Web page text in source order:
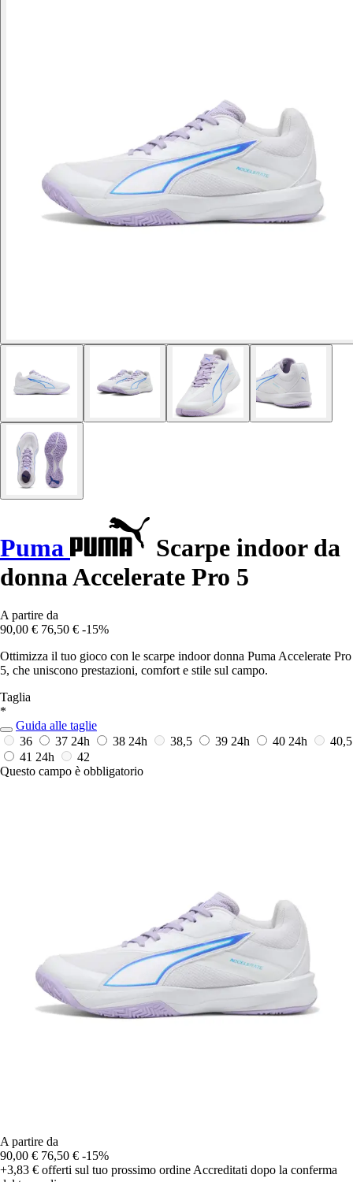
Puma
Scarpe indoor da
donna Accelerate Pro 5
A partire da
90,00 € 76,50 € -15%
Ottimizza il tuo gioco con le scarpe indoor donna Puma Accelerate Pro
5, che uniscono prestazioni, comfort e stile sul campo.
Taglia
*
Guida alle taglie
36
37 24h 38 24h 38,5 39 24h 40 24h
40,5
41 24h
42
Questo campo è obbligatorio
A partire da
90,00 € 76,50 € -15%
+3,83 € offerti sul tuo prossimo ordine Accreditati dopo la conferma